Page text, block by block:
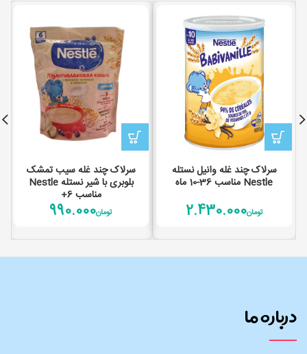
سرلاک چند غله وانیل نستله
Nestle مناسب 36-10 ماه
تومان2.430.000
سرلاک چند غله سیب تمشک
بلوبری با شیر نستله Nestle
مناسب 6+
تومان990.000
درباره ما